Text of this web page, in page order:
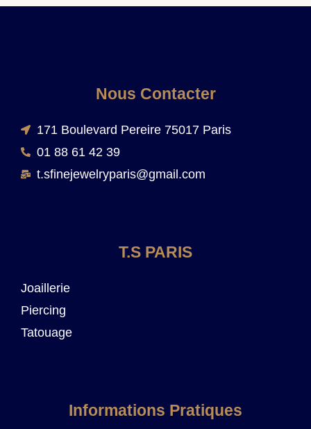
Nous Contacter
171 Boulevard Pereire 75017 Paris
01 88 61 42 39
t.sfinejewelryparis@gmail.com
T.S PARIS
Joaillerie
Piercing
Tatouage
Informations Pratiques